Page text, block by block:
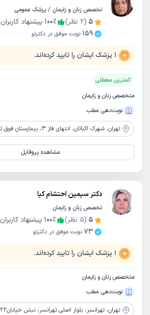
تخصص زنان و زایمان / پزشک عمومی
5
(
2 نظر) 100٪
پیشنهاد کاربران
159 نوبت موفق در دکترتو
1 پزشک ایشان را تایید کرده‌اند.
کمترین معطلی
متخصص زنان و زایمان
نوبت‌دهی مطب
تهران، شهرک اکباتان، انتهای فاز 3، بیمارستان فوق تخصصی صارم
مشاهده پروفایل
دکتر سیمین احتشام کیا
تخصص زنان و زایمان
5
(
5 نظر) 100٪
پیشنهاد کاربران
73 نوبت موفق در دکترتو
1 پزشک ایشان را تایید کرده‌اند.
متخصص زنان و زایمان
نوبت‌دهی مطب
تهران،تهرانسر، بلوار اصلی تهرانسر، نبش خیابان22 (شهید اسدی)، مجتمع امیر، طبقه 3، واحد 20